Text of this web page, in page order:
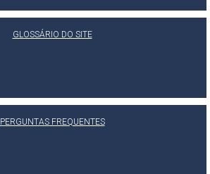
GLOSSÁRIO DO SITE
PERGUNTAS FREQUENTES